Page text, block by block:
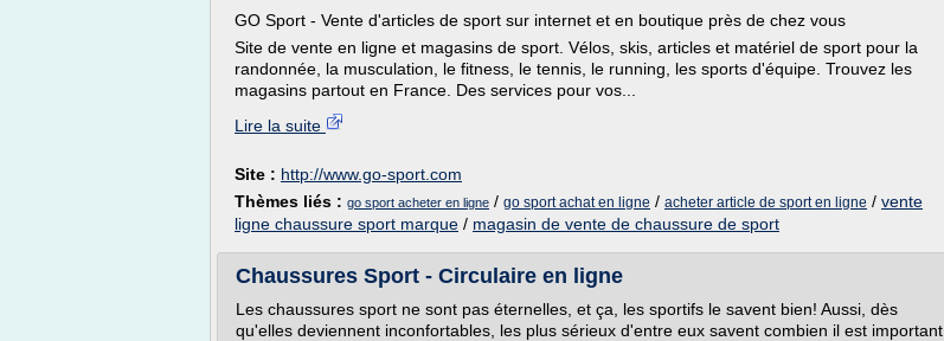
GO Sport - Vente d'articles de sport sur internet et en boutique près de chez vous
Site de vente en ligne et magasins de sport. Vélos, skis, articles et matériel de sport pour la
randonnée, la musculation, le fitness, le tennis, le running, les sports d'équipe. Trouvez les
magasins partout en France. Des services pour vos...
Lire la suite
Site : http://www.go-sport.com
Thèmes liés : go sport acheter en ligne / go sport achat en ligne / acheter article de sport en ligne / vente
ligne chaussure sport marque / magasin de vente de chaussure de sport
Chaussures Sport - Circulaire en ligne
Les chaussures sport ne sont pas éternelles, et ça, les sportifs le savent bien! Aussi, dès
qu'elles deviennent inconfortables, les plus sérieux d'entre eux savent combien il est important